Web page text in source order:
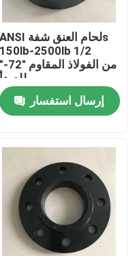
ANSI لحام العنق شفةs
150lb-2500lb 1/2
"-72" من الفولاذ المقاوم
للصدأ
إرسال استفسار